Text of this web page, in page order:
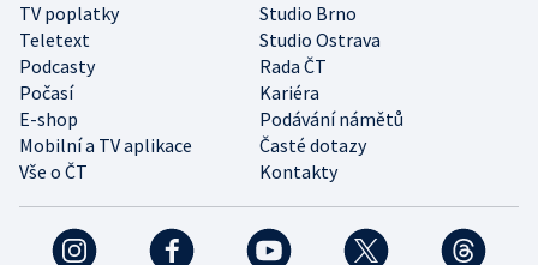
TV poplatky
Studio Brno
Teletext
Studio Ostrava
Podcasty
Rada ČT
Počasí
Kariéra
E-shop
Podávání námětů
Mobilní a TV aplikace
Časté dotazy
Vše o ČT
Kontakty